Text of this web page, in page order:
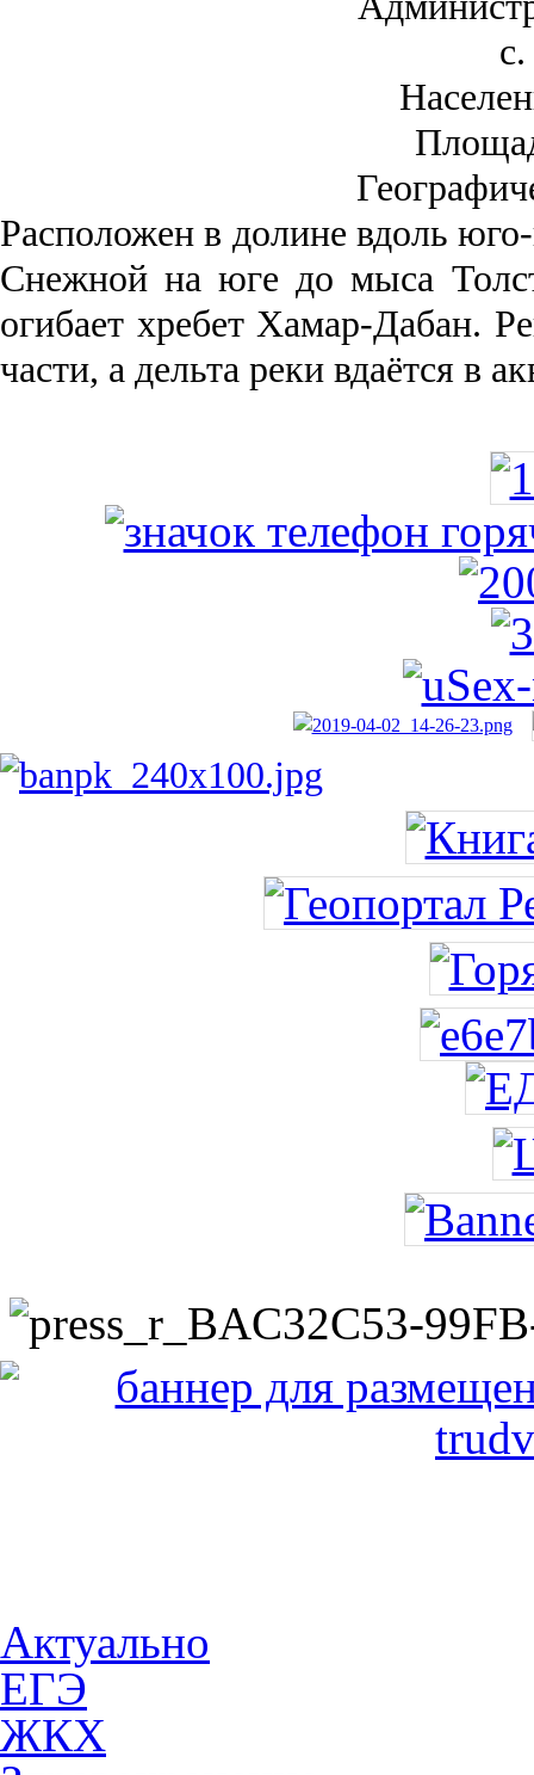
Рас­положен в долине вдоль
Снежной на юге до мыса
огибает хребет Хамар-Дабан.
части, а дельта реки вда­ётся в
Актуально
ЕГЭ
ЖКХ